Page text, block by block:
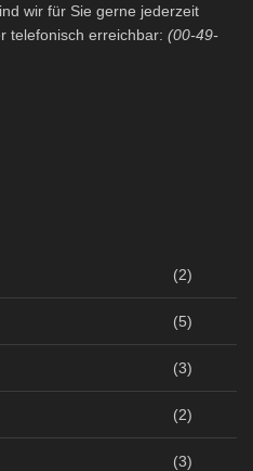
wir für Sie gerne jederzeit
telefonisch erreichbar: (00-49-
(2)
(5)
(3)
(2)
(3)